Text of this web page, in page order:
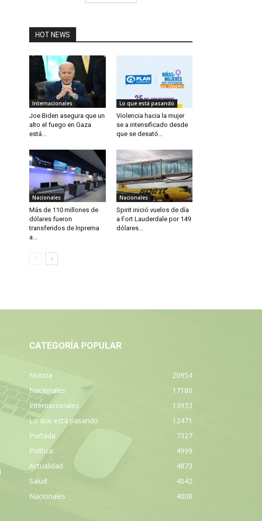
HOT NEWS
Internacionales
Joe Biden asegura que un
alto el fuego en Gaza
está...
Lo que está pasando
Violencia hacia la mujer
se a intensificado desde
que se desató...
Nacionales
Más de 110 millones de
dólares fueron
transferidos de Inprema
a...
Nacionales
Spirit inició vuelos de día
a Fort Lauderdale por 149
dólares...
CATEGORÍA POPULAR
Noticia
20954
Nacionales
17180
Internacionales
13933
Lo que está pasando
12471
Portada
7327
Política
4999
Actualidad
4873
Salud
4042
Nacionales
4008